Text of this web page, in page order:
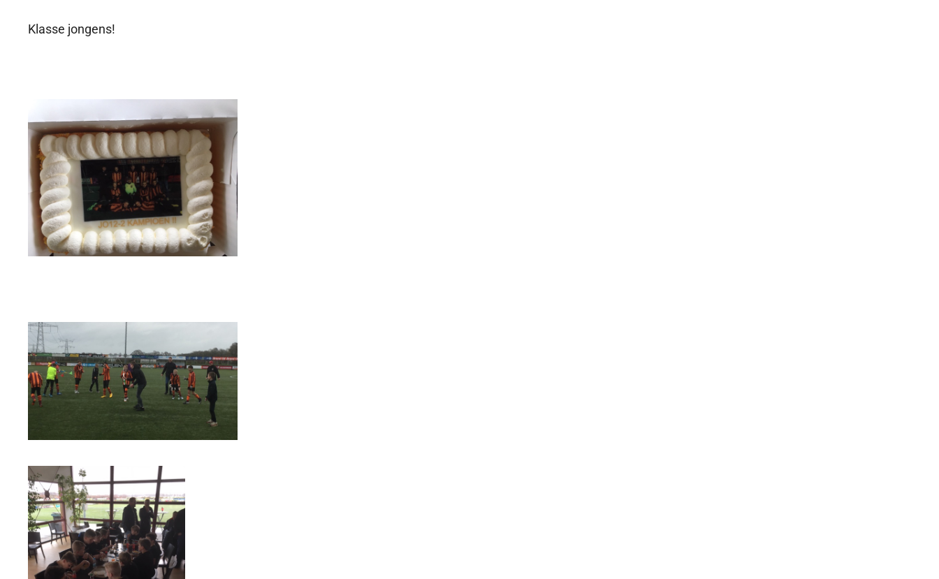
Klasse jongens!